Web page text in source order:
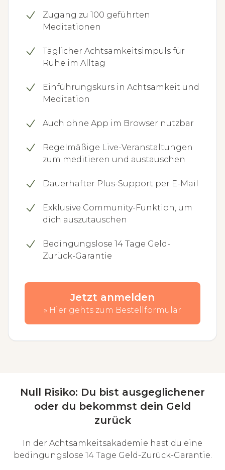
Zugang zu 100 geführten
Meditationen
Täglicher Achtsamkeitsimpuls für
Ruhe im Alltag
Einführungskurs in Achtsamkeit und
Meditation
Auch ohne App im Browser nutzbar
Regelmäßige Live-Veranstaltungen
zum meditieren und austauschen
Dauerhafter Plus-Support per E-Mail
Exklusive Community-Funktion, um
dich auszutauschen
Bedingungslose 14 Tage Geld-
Zurück-Garantie
Jetzt anmelden
» Hier gehts zum Bestellformular
Null Risiko: Du bist ausgeglichener
oder du bekommst dein Geld
zurück
In der Achtsamkeitsakademie hast du eine
bedingungslose 14 Tage Geld-Zurück-Garantie.